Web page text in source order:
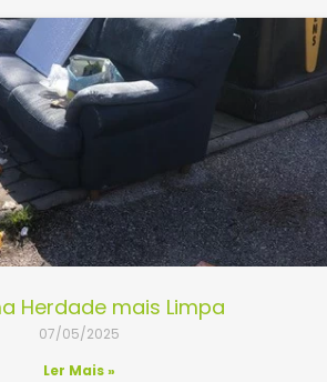
Herdade mais Limpa
07/05/2025
Ler Mais »